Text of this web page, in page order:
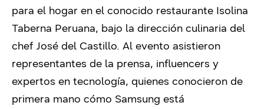
para el hogar en el conocido restaurante Isolina
Taberna Peruana, bajo la dirección culinaria del
chef José del Castillo. Al evento asistieron
representantes de la prensa, influencers y
expertos en tecnología, quienes conocieron de
primera mano cómo Samsung está